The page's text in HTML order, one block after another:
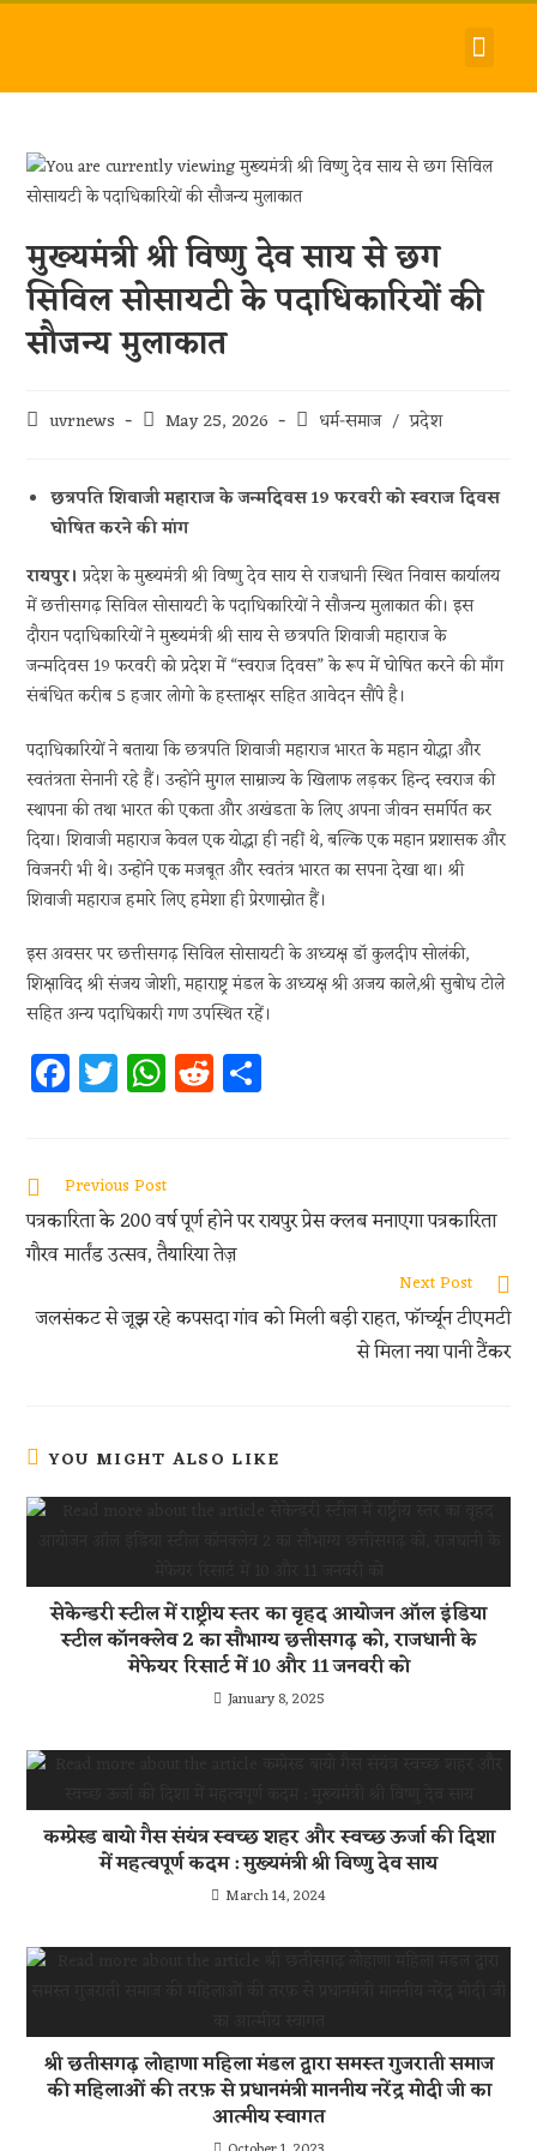
मुख्यमंत्री श्री विष्णु देव साय से छग
सिविल सोसायटी के पदाधिकारियों की
सौजन्य मुलाकात
uvrnews May 25, 2026 धर्म-समाज / प्रदेश
छत्रपति शिवाजी महाराज के जन्मदिवस 19 फरवरी को स्वराज दिवस
घोषित करने की मांग
रायपुर। प्रदेश के मुख्यमंत्री श्री विष्णु देव साय से राजधानी स्थित निवास कार्यालय
में छत्तीसगढ़ सिविल सोसायटी के पदाधिकारियों ने सौजन्य मुलाकात की। इस
दौरान पदाधिकारियों ने मुख्यमंत्री श्री साय से छत्रपति शिवाजी महाराज के
जन्मदिवस 19 फरवरी को प्रदेश में “स्वराज दिवस” के रूप में घोषित करने की माँग
संबंधित करीब 5 हजार लोगो के हस्ताक्षर सहित आवेदन सौंपे है।
पदाधिकारियों ने बताया कि छत्रपति शिवाजी महाराज भारत के महान योद्धा और
स्वतंत्रता सेनानी रहे हैं। उन्होंने मुगल साम्राज्य के खिलाफ लड़कर हिन्द स्वराज की
स्थापना की तथा भारत की एकता और अखंडता के लिए अपना जीवन समर्पित कर
दिया। शिवाजी महाराज केवल एक योद्धा ही नहीं थे, बल्कि एक महान प्रशासक और
विजनरी भी थे। उन्होंने एक मजबूत और स्वतंत्र भारत का सपना देखा था। श्री
शिवाजी महाराज हमारे लिए हमेशा ही प्रेरणास्रोत हैं।
इस अवसर पर छत्तीसगढ़ सिविल सोसायटी के अध्यक्ष डॉ कुलदीप सोलंकी,
शिक्षाविद श्री संजय जोशी, महाराष्ट्र मंडल के अध्यक्ष श्री अजय काले,श्री सुबोध टोले
सहित अन्य पदाधिकारी गण उपस्थित रहें।
Fa
ce
oo
k
T
w
er
W
h
s
A
p
p
R
e
t
Previous Post
पत्रकारिता के 200 वर्ष पूर्ण होने पर रायपुर प्रेस क्लब मनाएगा पत्रकारिता
गौरव मार्तंड उत्सव, तैयारिया तेज़
Next Post
जलसंकट से जूझ रहे कपसदा गांव को मिली बड़ी राहत, फॉर्च्यून टीएमटी
से मिला नया पानी टैंकर
YOU MIGHT ALSO LIKE
सेकेन्डरी स्टील में राष्ट्रीय स्तर का वृहद आयोजन ऑल इंडिया
स्टील कॉनक्लेव 2 का सौभाग्य छत्तीसगढ़ को, राजधानी के
मेफेयर रिसार्ट में 10 और 11 जनवरी को
January 8, 2025
कम्प्रेस्ड बायो गैस संयंत्र स्वच्छ शहर और स्वच्छ ऊर्जा की दिशा
में महत्वपूर्ण कदम : मुख्यमंत्री श्री विष्णु देव साय
March 14, 2024
श्री छतीसगढ़ लोहाणा महिला मंडल द्वारा समस्त गुजराती समाज
की महिलाओं की तरफ़ से प्रधानमंत्री माननीय नरेंद्र मोदी जी का
आत्मीय स्वागत